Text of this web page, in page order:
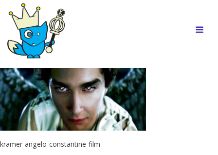
kramer-angelo-constantine-film